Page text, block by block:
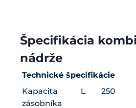
Špecifikácia
nádrže
Technické špecifikácie
Kapacita
zásobníka
L 250